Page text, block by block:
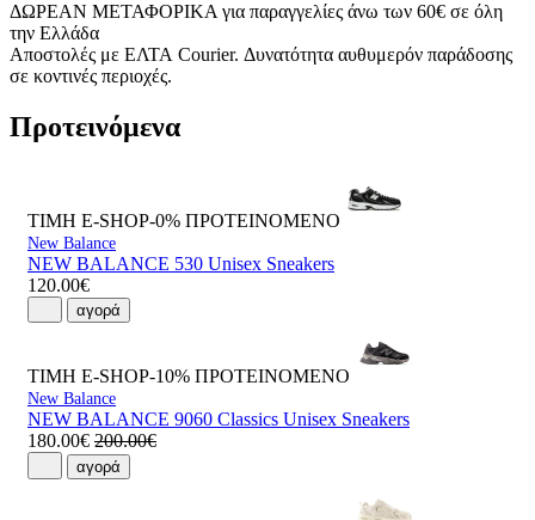
ΔΩΡΕΑΝ ΜΕΤΑΦΟΡΙΚΑ για παραγγελίες άνω των 60€ σε όλη
την Ελλάδα
Αποστολές με ΕΛΤΑ Courier. Δυνατότητα αυθυμερόν παράδοσης
σε κοντινές περιοχές.
Προτεινόμενα
ΤΙΜΗ E-SHOP-0% ΠΡΟΤΕΙΝΟΜΕΝΟ
New Balance
NEW BALANCE 530 Unisex Sneakers
120.00€
αγορά
ΤΙΜΗ E-SHOP-10% ΠΡΟΤΕΙΝΟΜΕΝΟ
New Balance
NEW BALANCE 9060 Classics Unisex Sneakers
180.00€ 200.00€
αγορά